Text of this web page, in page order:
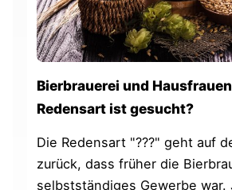
Bierbrauerei und
Redensart ist gesucht?
Die Redensart "???" geht auf
zurück, dass früher die
selbstständiges Gewerbe war.